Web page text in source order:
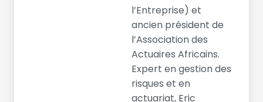
l’Entreprise) et
ancien président de
l’Association des
Actuaires Africains.
Expert en gestion des
risques et en
actuariat, Eric